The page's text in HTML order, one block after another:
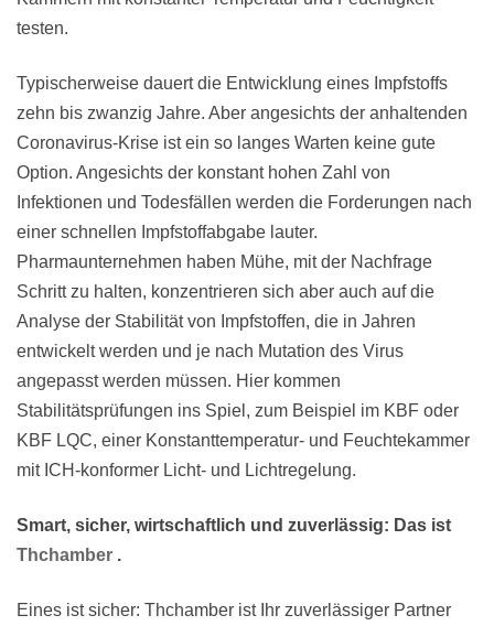
testen.
Typischerweise dauert die Entwicklung eines Impfstoffs
zehn bis zwanzig Jahre. Aber angesichts der anhaltenden
Coronavirus-Krise ist ein so langes Warten keine gute
Option. Angesichts der konstant hohen Zahl von
Infektionen und Todesfällen werden die Forderungen nach
einer schnellen Impfstoffabgabe lauter.
Pharmaunternehmen haben Mühe, mit der Nachfrage
Schritt zu halten, konzentrieren sich aber auch auf die
Analyse der Stabilität von Impfstoffen, die in Jahren
entwickelt werden und je nach Mutation des Virus
angepasst werden müssen. Hier kommen
Stabilitätsprüfungen ins Spiel, zum Beispiel im KBF oder
KBF LQC, einer Konstanttemperatur- und Feuchtekammer
mit ICH-konformer Licht- und Lichtregelung.
Smart, sicher, wirtschaftlich und zuverlässig: Das ist
Thchamber .
Eines ist sicher: Thchamber ist Ihr zuverlässiger Partner